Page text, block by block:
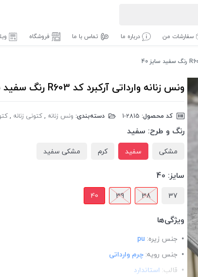
سفارشات من درباره ما تماس با ما فروشگاه
ونس زنانه وارداتی آرکبرد کد R603 رنگ سفید سایز 40
کد محصول: دسته‌بندی: ونس زنانه ,کتونی زنانه ,
رنگ و طرح: سفید
مشکی سفید کرم مشکی سفید
سایز: 40
37
38
39
40
ویژگی‌ها
جنس زیره: pu
جنس رویه: چرم وارداتی
قالب: استاندارد